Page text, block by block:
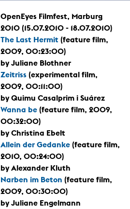
OpenEyes Filmfest, Marburg
2010 (15.07.2010 - 18.07.2010)
The Last Hermit (feature film,
2009, 00:23:00)
by Juliane Blothner
Zeitriss (experimental film,
2009, 00:11:00)
by Quimu Casalprim i Suárez
Wanna be (feature film, 2009,
00:32:00)
by Christina Ebelt
Allein der Gedanke (feature film,
2010, 00:24:00)
by Alexander Kluth
Narben im Beton (feature film,
2009, 00:30:00)
by Juliane Engelmann